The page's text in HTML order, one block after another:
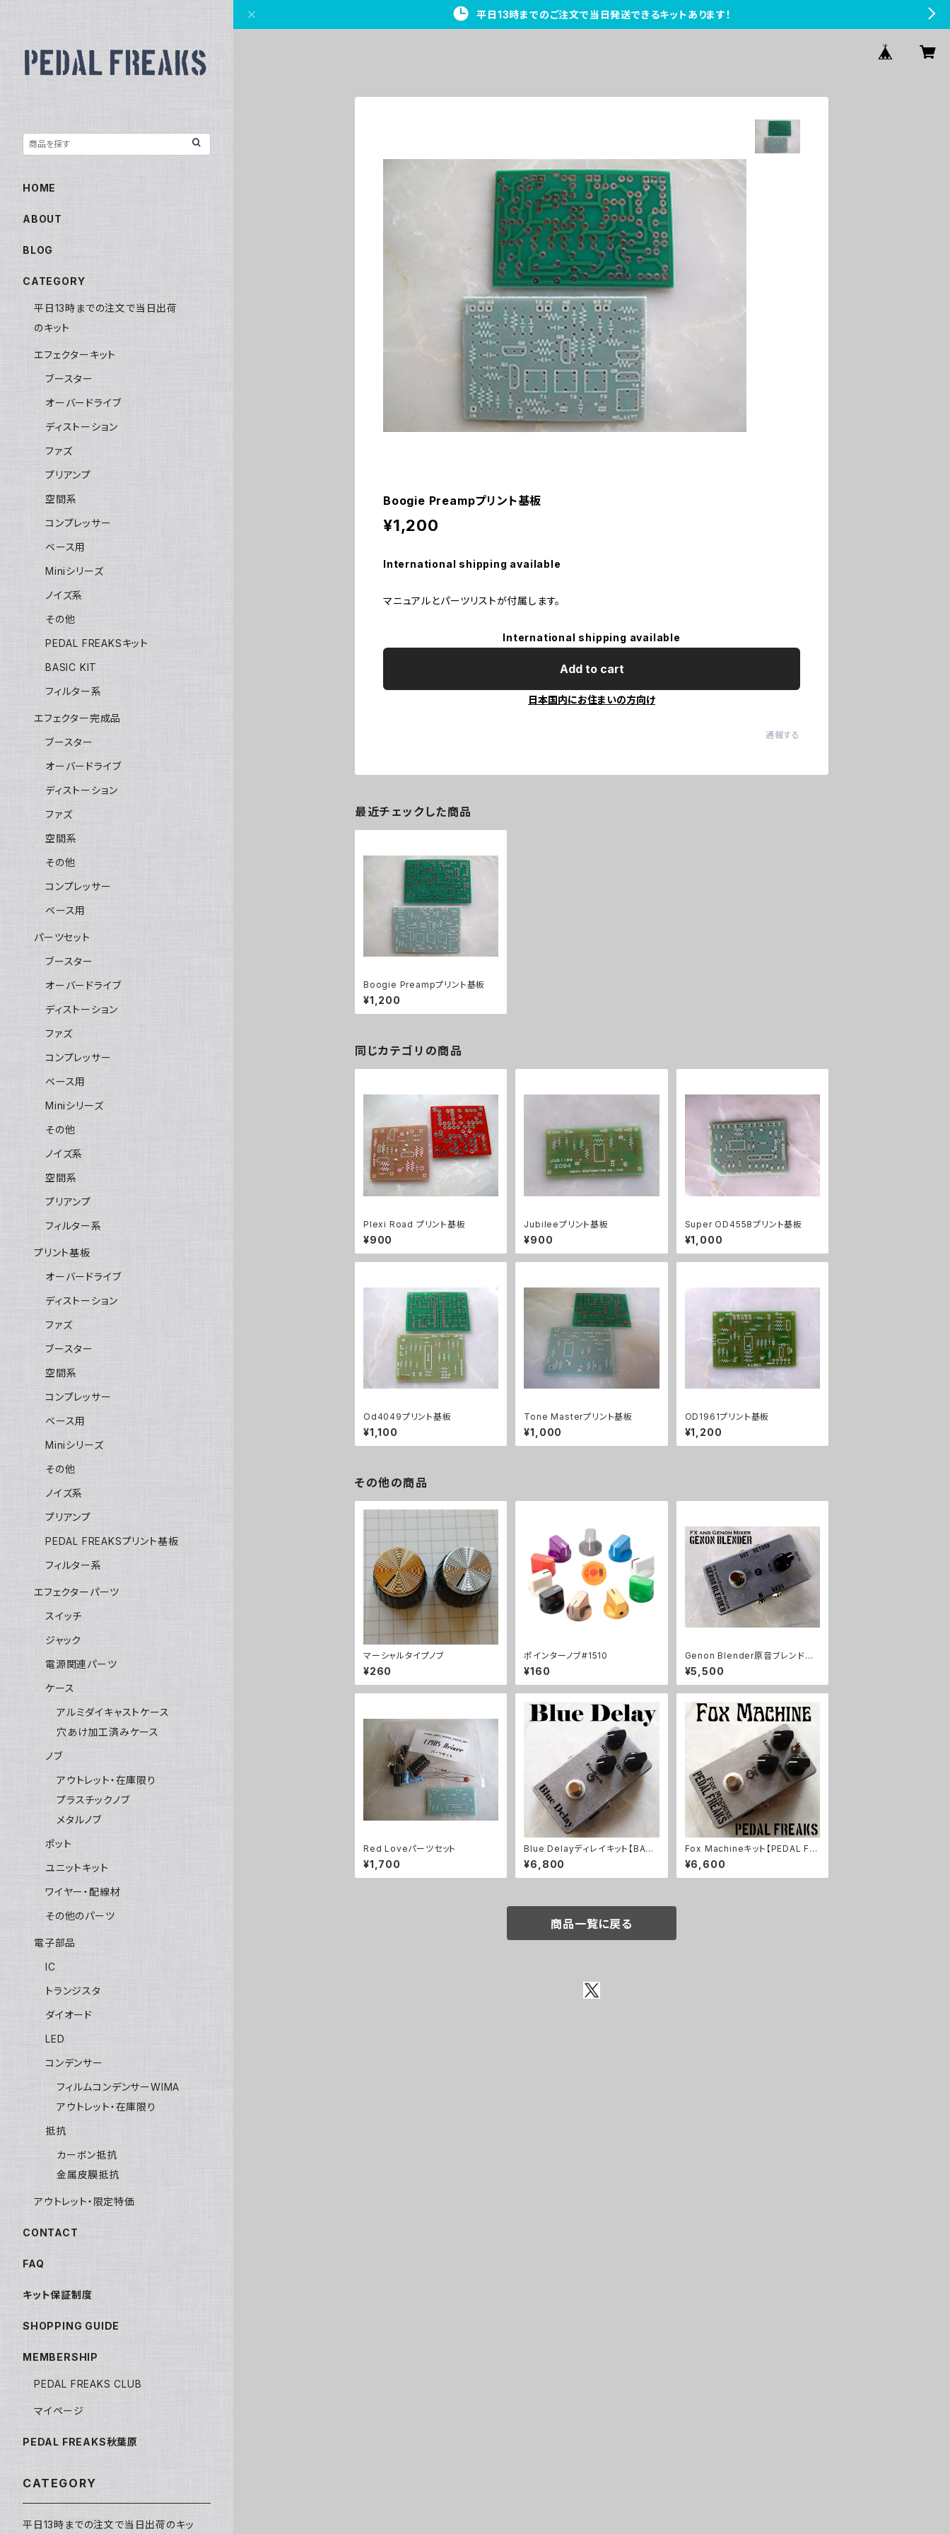
平日13時までのご注文で当日発送できるキットあります！
Boogie Preampプリント基板
¥1,200
International shipping available
マニュアルとパーツリストが付属します。
International shipping available
Add to cart
日本国内にお住まいの方向け
通報する
最近チェックした商品
Boogie Preampプリント基板
¥1,200
同じカテゴリの商品
Plexi Road プリント基板
¥900
Jubileeプリント基板
¥900
Super OD4558プリント基板
¥1,000
Od4049プリント基板
¥1,100
Tone Masterプリント基板
¥1,000
OD1961プリント基板
¥1,200
その他の商品
マーシャルタイプノブ
¥260
ポインターノブ#1510
¥160
Genon Blender原音ブレンドキ
ット【BASIC KIT】
¥5,500
Red Loveパーツセット
¥1,700
Blue Delayディレイキット【BASI
C KIT】
¥6,800
Fox Machineキット【PEDAL FR
EAKS】
¥6,600
商品一覧に戻る
HOME
ABOUT
BLOG
CATEGORY
平日13時までの注文で当日出荷
のキット
エフェクターキット
ブースター
オーバードライブ
ディストーション
ファズ
プリアンプ
空間系
コンプレッサー
ベース用
Miniシリーズ
ノイズ系
その他
PEDAL FREAKSキット
BASIC KIT
フィルター系
エフェクター完成品
ブースター
オーバードライブ
ディストーション
ファズ
空間系
その他
コンプレッサー
ベース用
パーツセット
ブースター
オーバードライブ
ディストーション
ファズ
コンプレッサー
ベース用
Miniシリーズ
その他
ノイズ系
空間系
プリアンプ
フィルター系
プリント基板
オーバードライブ
ディストーション
ファズ
ブースター
空間系
コンプレッサー
ベース用
Miniシリーズ
その他
ノイズ系
プリアンプ
PEDAL FREAKSプリント基板
フィルター系
エフェクターパーツ
スイッチ
ジャック
電源関連パーツ
ケース
アルミダイキャストケース
穴あけ加工済みケース
ノブ
アウトレット・在庫限り
プラスチックノブ
メタルノブ
ポット
ユニットキット
ワイヤー・配線材
その他のパーツ
電子部品
IC
トランジスタ
ダイオード
LED
コンデンサー
フィルムコンデンサーWIMA
アウトレット・在庫限り
抵抗
カーボン抵抗
金属皮膜抵抗
アウトレット・限定特価
CONTACT
FAQ
キット保証制度
SHOPPING GUIDE
MEMBERSHIP
PEDAL FREAKS CLUB
マイページ
PEDAL FREAKS秋葉原
CATEGORY
平日13時までの注文で当日出荷のキッ